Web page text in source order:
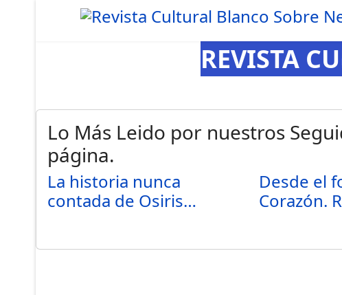
REVISTA
Lo Más Leido por nuestros
página.
La historia nunca
contada de Osiris…
Desde el
Corazón.